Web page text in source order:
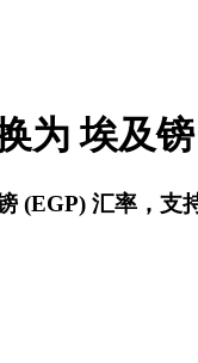
为 埃及
(EGP) 汇率，支